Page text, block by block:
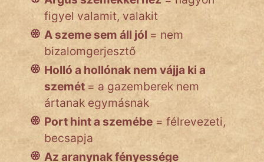
figyel valamit, valakit
A szeme sem áll jól = nem
bizalomgerjesztő
Holló a hollónak nem vájja ki a
szemét= a gazemberek nem
ártanak egymásnak
Port hint a szemébe = félrevezeti,
becsapja
Az aranynak fényessége